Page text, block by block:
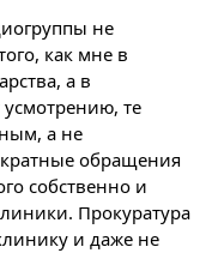
не
как мне в
а в
те
а не
обращения
собственно и
Прокуратура
и даже не